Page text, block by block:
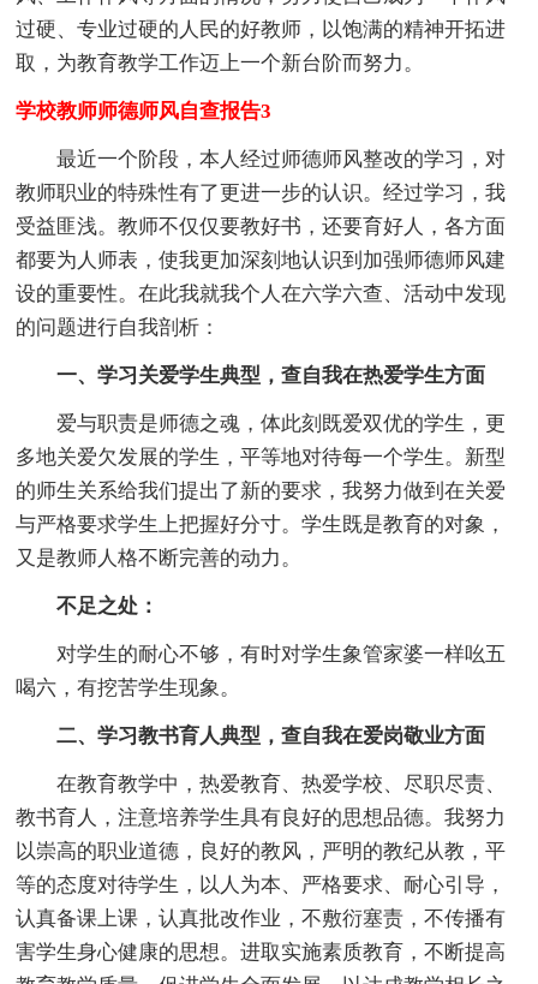
过硬、专业过硬的人民的好教师，以饱满的精神开拓进
取，为教育教学工作迈上一个新台阶而努力。
学校教师师德师风自查报告3
最近一个阶段，本人经过师德师风整改的学习，对
教师职业的特殊性有了更进一步的认识。经过学习，我
受益匪浅。教师不仅仅要教好书，还要育好人，各方面
都要为人师表，使我更加深刻地认识到加强师德师风建
设的重要性。在此我就我个人在六学六查、活动中发现
的问题进行自我剖析：
一、学习关爱学生典型，查自我在热爱学生方面
爱与职责是师德之魂，体此刻既爱双优的学生，更
多地关爱欠发展的学生，平等地对待每一个学生。新型
的师生关系给我们提出了新的要求，我努力做到在关爱
与严格要求学生上把握好分寸。学生既是教育的对象，
又是教师人格不断完善的动力。
不足之处：
对学生的耐心不够，有时对学生象管家婆一样吆五
喝六，有挖苦学生现象。
二、学习教书育人典型，查自我在爱岗敬业方面
在教育教学中，热爱教育、热爱学校、尽职尽责、
教书育人，注意培养学生具有良好的思想品德。我努力
以崇高的职业道德，良好的教风，严明的教纪从教，平
等的态度对待学生，以人为本、严格要求、耐心引导，
认真备课上课，认真批改作业，不敷衍塞责，不传播有
害学生身心健康的思想。进取实施素质教育，不断提高